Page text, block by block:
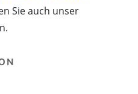
Sie auch unser